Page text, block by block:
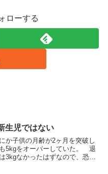
ローする
生児ではない
か子供の月齢が2ヶ月を突破し
5kgをオーバーしていた。 退
3kgなかったはずなので、恐る